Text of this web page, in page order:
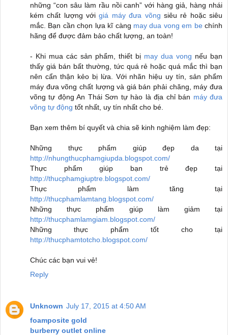
những “con sâu làm rầu nồi canh” với hàng giả, hàng nhái
kém chất lượng vớigiá máy đưa võng siêu rẻ hoặc siêu
mắc. Bạn cần chọn lựa kĩ càng may dua vong em bechính
hãng để được đảm bảo chất lượng, an toàn!
- Khi mua các sản phẩm, thiết bị may dua vong nếu bạn
thấy giá bán bất thường, tức quá rẻ hoặc quá mắc thì bạn
nên cẩn thận kẻo bị lừa. Với nhãn hiệu uy tín, sản phẩm
máy đưa võng chất lượng và giá bán phải chăng, máy đưa
võng tự động An Thái Sơn tự hào là địa chỉ bán máy đưa
võng tự động tốt nhất, uy tín nhất cho bé.
Bạn xem thêm bí quyết và chia sẽ kinh nghiệm làm đẹp:
Những thực phẩm giúp đẹp da tại
http://nhungthucphamgiupda.blogspot.com/
Thực phẩm giúp bạn trẻ đẹp tại
http://thucphamgiuptre.blogspot.com/
Thực phẩm làm tăng tại
http://thucphamlamtang.blogspot.com/
Những thực phẩm giúp làm giảm tại
http://thucphamlamgiam.blogspot.com/
Những thực phẩm tốt cho tại
http://thucphamtotcho.blogspot.com/
Chúc các bạn vui vẻ!
Reply
Unknown July 17, 2015 at 4:50 AM
foamposite gold
burberry outlet online